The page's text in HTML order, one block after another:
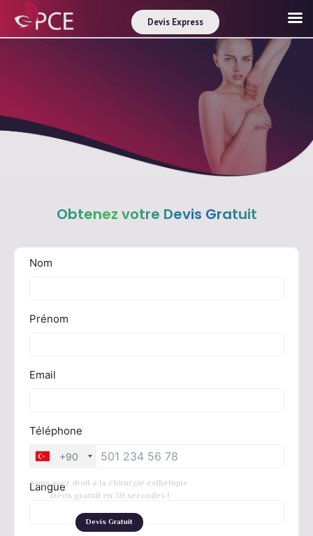
Vous avez droit à la chirurgie esthétique
Devis gratuit en 30 secondes !
Devis Gratuit
Obtenez votre Devis Gratuit
Devis Express